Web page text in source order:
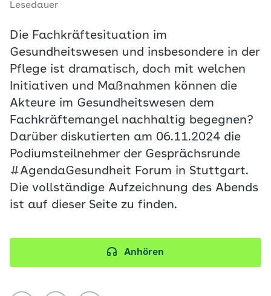
Lesedauer
Die Fachkräftesituation im
Gesundheitswesen und insbesondere in der
Pflege ist dramatisch, doch mit welchen
Initiativen und Maßnahmen können die
Akteure im Gesundheitswesen dem
Fachkräftemangel nachhaltig begegnen?
Darüber diskutierten am 06.11.2024 die
Podiumsteilnehmer der Gesprächsrunde
#AgendaGesundheit Forum in Stuttgart.
Die vollständige Aufzeichnung des Abends
ist auf dieser Seite zu finden.
Anhören